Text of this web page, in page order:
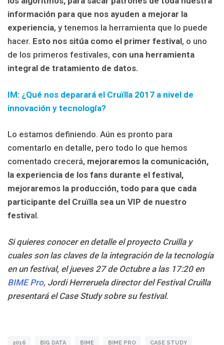
información para que nos ayuden a mejorar la
experiencia, y tenemos la herramienta que lo puede
hacer. Esto nos sitúa como el primer festival, o uno
de los primeros festivales, con una herramienta
integral de tratamiento de datos.
IM: ¿Qué nos deparará el Cruïlla 2017 a nivel de
innovación y tecnología?
Lo estamos definiendo. Aún es pronto para
comentarlo en detalle, pero todo lo que hemos
comentado crecerá, mejoraremos la comunicación,
la experiencia de los fans durante el festival,
mejoraremos la producción, todo para que cada
participante del Cruïlla sea un VIP de nuestro
festival.
Si quieres conocer en detalle el proyecto Cruilla y
cuales son las claves de la integración de la tecnología
en un festival, el jueves 27 de Octubre a las 17:20 en
BIME Pro, Jordi Herreruela director del Festival Cruïlla
presentará el Case Study sobre su festival.
2016 BIG DATA BIME BIME PRO CASE STUDY